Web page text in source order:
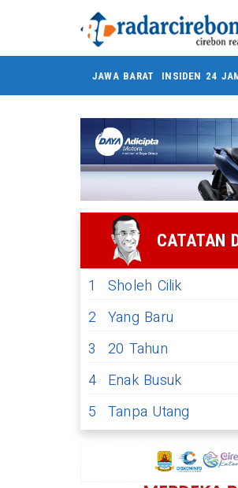
JAWA BARAT INSIDEN 24
CATATAN
1
Sholeh Cilik
2 Yang Baru
3
20 Tahun
4 Enak Busuk
5 Tanpa Utang